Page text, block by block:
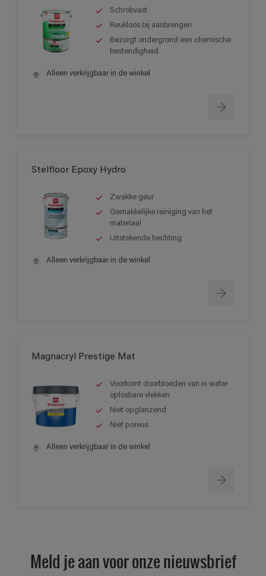
Schrobvast
Reukloos bij aanbrengen
Bezorgt ondergrond een chemische
bestendigheid
Alleen verkrijgbaar in de winkel
Stelfloor Epoxy Hydro
Zwakke geur
Gemakkelijke reiniging van het
materiaal
Uitstekende hechting
Alleen verkrijgbaar in de winkel
Magnacryl Prestige Mat
Voorkomt doorbloeden van in water
oplosbare vlekken
Niet opglanzend
Niet poreus
Alleen verkrijgbaar in de winkel
Meld je aan voor onze nieuwsbrief